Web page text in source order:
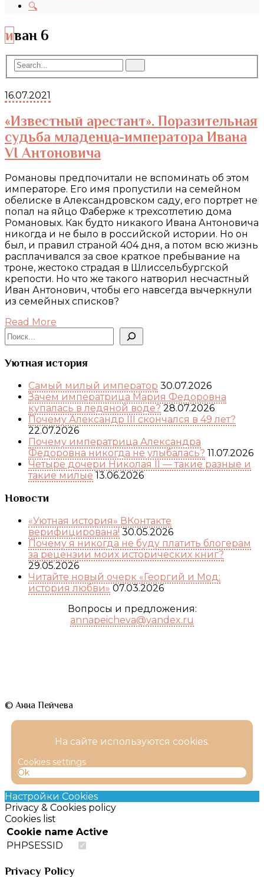
🔍
иван 6
16.07.2021
«Известный арестант». Поразительная
судьба младенца-императора Ивана
VI Антоновича
Романовы предпочитали не вспоминать об этом
императоре. Его имя пропустили на семейном
обелиске в Александровском саду, его портрет не
попал на яйцо Фаберже к трехсотлетию дома
Романовых. Как будто никакого Ивана Антоновича
никогда и не было в российской истории. Но он
был, и правил страной 404 дня, а потом всю жизнь
расплачивался за свое краткое пребывание на
троне, жестоко страдая в Шлиссельбургской
крепости. Но что же такого натворил несчастный
Иван Антонович, чтобы его навсегда вычеркнули
из семейных списков?
Read More
Поиск
Уютная история
Самый милый император 30.07.2026
Зачем императрица Мария Федоровна
купалась в ледяной воде? 28.07.2026
Почему Александр III скончался в 49 лет?
22.07.2026
Почему императрица Александра
Федоровна никогда не улыбалась? 11.07.2026
Четыре дочери Николая II — такие разные и
такие милые 13.06.2026
Новости
«Уютная история» ВКонтакте
верифицирована! 30.05.2026
Почему я никогда не буду платить блогерам
за рецензии моих исторических книг?
29.05.2026
Читайте новый очерк «Георгий и Мод:
история любви» 07.03.2026
Вопросы и предложения:
annapeicheva@yandex.ru
© Анна Пейчева
На сайте используются cookies.
Cookies settings
Ok
Настройки Cookies
Privacy & Cookies policy
Cookies list
Cookie name Active
PHPSESSID
Privacy Policy